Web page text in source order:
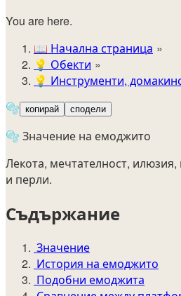
You are here.
📖 Начална страница
💡️ Обекти
💡 Инструменти,
🫧 копирай сподели
🫧 Значение на емоджито
Лекота, мечтателност, илюзия,
и перли.
Съдържание
Значение
История на емоджито
Подобни емоджита